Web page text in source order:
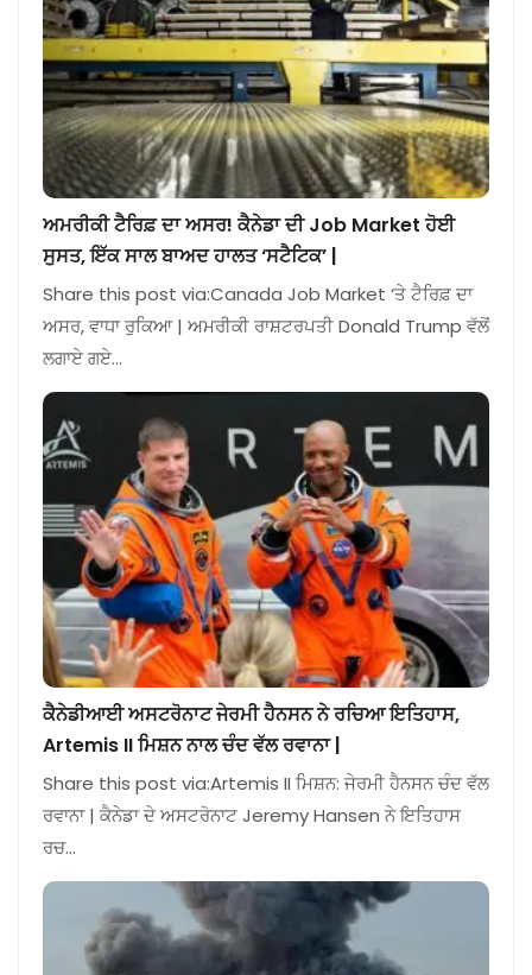
ਅਮਰੀਕੀ ਟੈਰਿਫ਼ ਦਾ ਅਸਰ! ਕੈਨੇਡਾ ਦੀ Job Market ਹੋਈ
ਸੁਸਤ, ਇੱਕ ਸਾਲ ਬਾਅਦ ਹਾਲਤ ‘ਸਟੈਟਿਕ’ |
Share this post via:Canada Job Market ‘ਤੇ ਟੈਰਿਫ਼ ਦਾ
ਅਸਰ, ਵਾਧਾ ਰੁਕਿਆ | ਅਮਰੀਕੀ ਰਾਸ਼ਟਰਪਤੀ Donald Trump ਵੱਲੋਂ
ਲਗਾਏ ਗਏ…
ਕੈਨੇਡੀਆਈ ਅਸਟਰੋਨਾਟ ਜੇਰਮੀ ਹੈਨਸਨ ਨੇ ਰਚਿਆ ਇਤਿਹਾਸ,
Artemis II ਮਿਸ਼ਨ ਨਾਲ ਚੰਦ ਵੱਲ ਰਵਾਨਾ |
Share this post via:Artemis II ਮਿਸ਼ਨ: ਜੇਰਮੀ ਹੈਨਸਨ ਚੰਦ ਵੱਲ
ਰਵਾਨਾ | ਕੈਨੇਡਾ ਦੇ ਅਸਟਰੋਨਾਟ Jeremy Hansen ਨੇ ਇਤਿਹਾਸ
ਰਚ…